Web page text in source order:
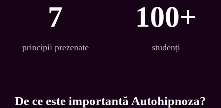
7
principii prezenate
100+
studenți
De ce este importantă Autohipnoza?